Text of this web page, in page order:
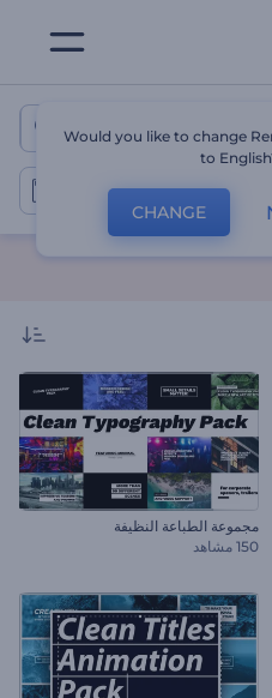
مجموعة الطباعة النظيفة
150 مشاهد
Would you like to change
to
CHANGE